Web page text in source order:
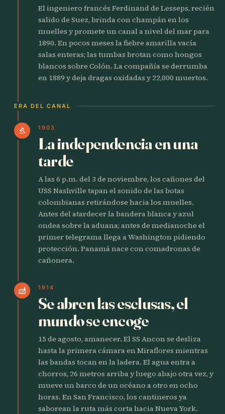
El ingeniero francés Ferdinand de Lesseps, recién
salido de Suez, brinda con champán en los
muelles y promete un canal a nivel del mar para
1890. En pocos meses la fiebre amarilla vacía
salas enteras; las tumbas brotan como hongos
blancos sobre Colón. La compañía se derrumba
en 1889 y deja dragas oxidadas y 22,000 muertos.
ERA DEL CANAL
gavel 1903
La independencia en una
tarde
A las 6 p.m. del 3 de noviembre, los cañones del
USS Nashville tapan el sonido de las botas
colombianas retirándose hacia los muelles.
Antes del atardecer la bandera blanca y azul
ondea sobre la aduana; antes de medianoche el
primer telegrama llega a Washington pidiendo
protección. Panamá nace con comadronas de
cañonera.
factory 1914
Se abren las esclusas, el
mundo se encoge
15 de agosto, amanecer. El SS Ancon se desliza
hasta la primera cámara en Miraflores mientras
las bandas tocan en la ladera. El agua entra a
chorros, 26 metros arriba y luego abajo otra vez, y
mueve un barco de un océano a otro en ocho
horas. En San Francisco, los cantineros ya
saborean la ruta más corta hacia Nueva York.